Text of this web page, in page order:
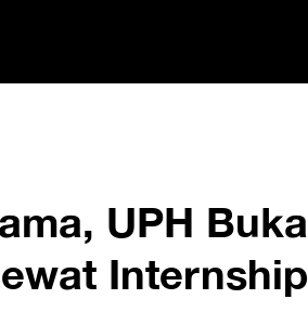
UPH Buka
Internship